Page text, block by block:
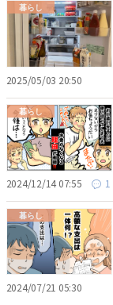
暮らし
2025/05/03 20:50
暮らし
2024/12/14 07:55 1
暮らし
2024/07/21 05:30